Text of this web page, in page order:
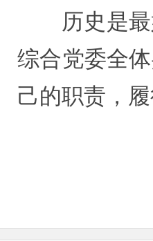
历史是
综合党委全
己的职责，